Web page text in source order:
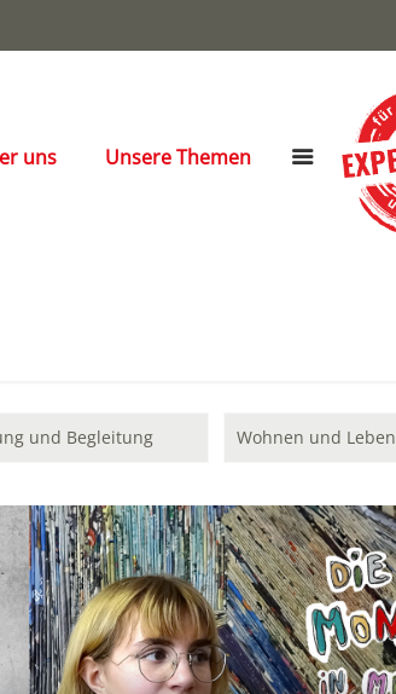
uns Unsere Themen
und Begleitung Wohnen und Leben